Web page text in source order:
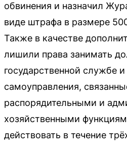
обвинения и назначил
виде штрафа в размере
Также в качестве
лишили права занимать
государственной службе
самоуправления,
распорядительными и
хозяйственными
действовать в течение